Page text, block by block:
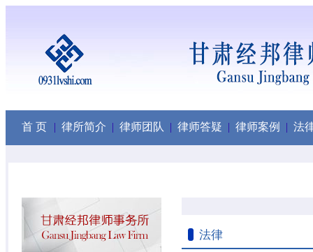
首 页 | 律所简介 | 律师团队 | 律师答疑 | 律师案例 | 法
法律